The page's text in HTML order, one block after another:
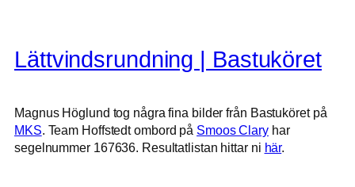
Lättvindsrundning | Bastuköret
Magnus Höglund tog några fina bilder från Bastuköret på
MKS. Team Hoffstedt ombord på Smoos Claryhar
segelnummer 167636. Resultatlistan hittar ni här.